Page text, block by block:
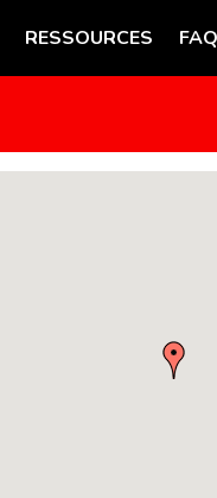
RESSOURCES FAQ